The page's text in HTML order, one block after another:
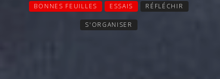
BONNES FEUILLES ESSAIS RÉFLÉCHIR
S'ORGANISER